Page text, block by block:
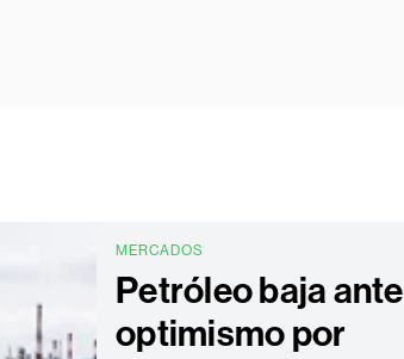
MERCADOS
Petróleo baja ante
optimismo por